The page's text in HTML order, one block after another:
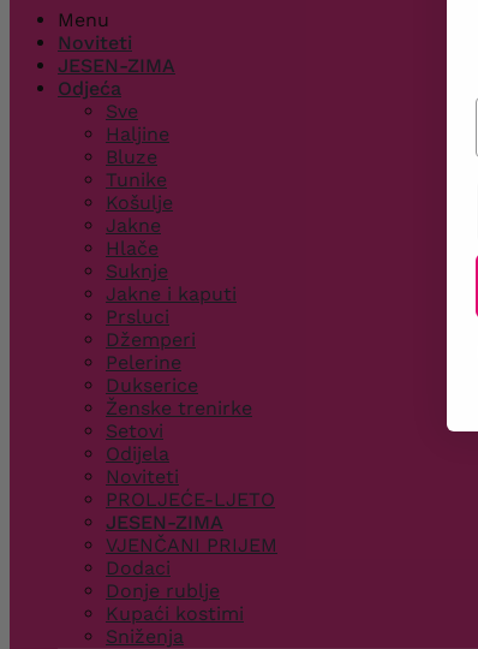
Menu
Noviteti
JESEN-ZIMA
Odjeća
Sve
Haljine
Bluze
Tunike
Košulje
Jakne
Hlače
Suknje
Jakne i kaputi
Prsluci
Džemperi
Pelerine
Dukserice
Ženske trenirke
Setovi
Odijela
Noviteti
PROLJEĆE-LJETO
JESEN-ZIMA
VJENČANI PRIJEM
Dodaci
Donje rublje
Kupaći kostimi
Sniženja